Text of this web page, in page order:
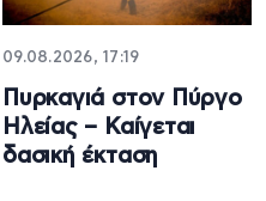
09.08.2026, 17:19
Πυρκαγιά στον Πύργο
Ηλείας – Καίγεται
δασική έκταση